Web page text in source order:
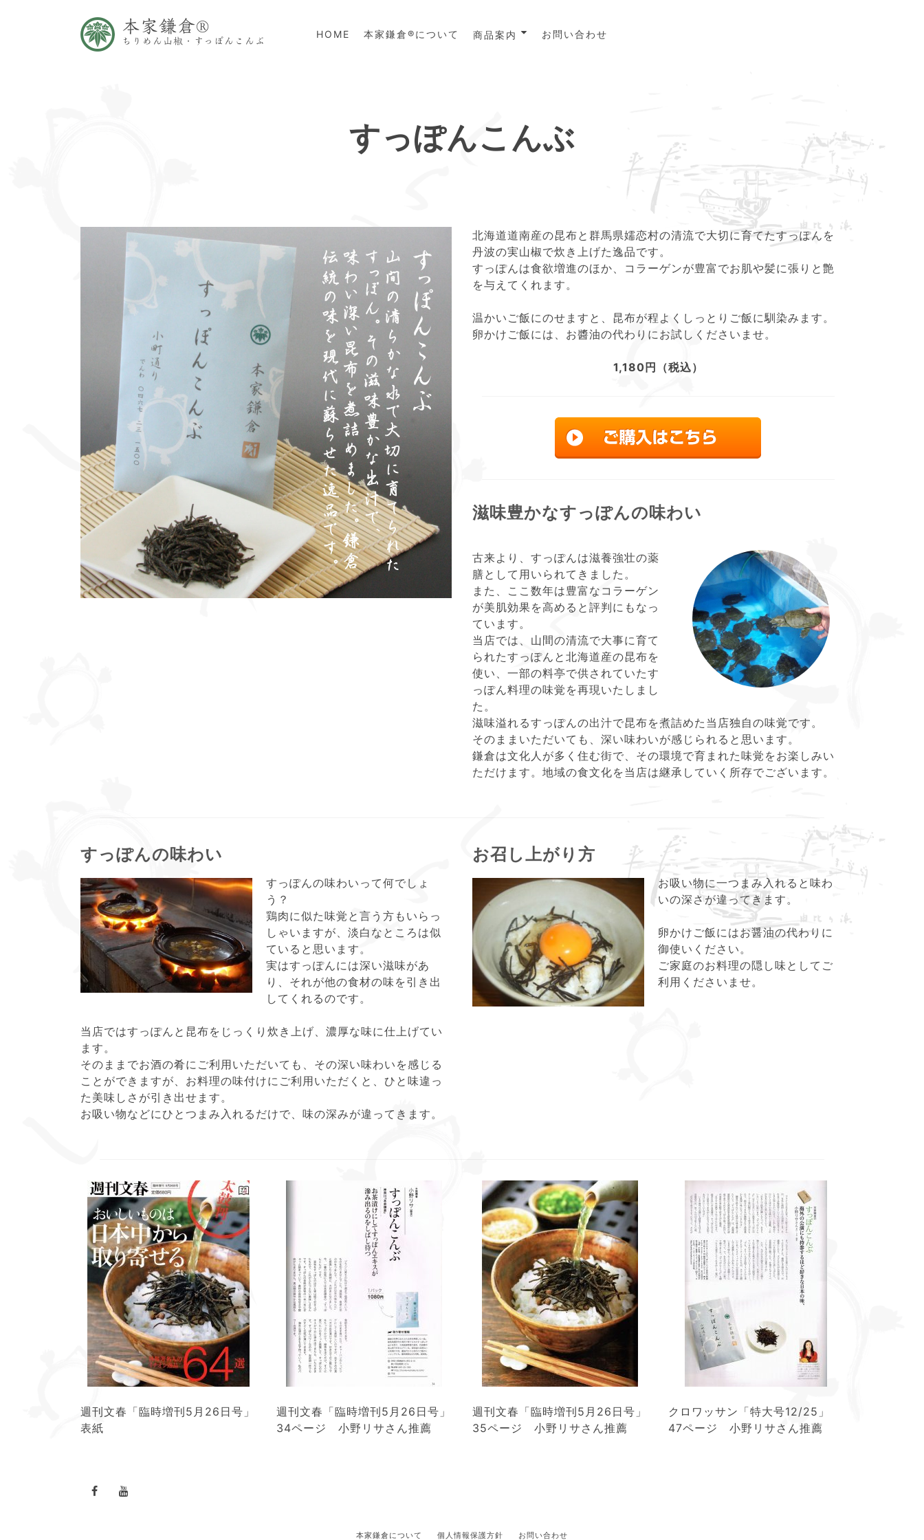
本家鎌倉®
ちりめん山椒・すっぽんこんぶ
HOME 本家鎌倉®について 商品案内 お問い合わせ
すっぽんこんぶ
北海道道南産の昆布と群馬県嬬恋村の清流で大切に育てたすっぽんを
丹波の実山椒で炊き上げた逸品です。
すっぽんは食欲増進のほか、コラーゲンが豊富でお肌や髪に張りと艶
を与えてくれます。
温かいご飯にのせますと、昆布が程よくしっとりご飯に馴染みます。
卵かけご飯には、お醬油の代わりにお試しくださいませ。
1,180円（税込）
滋味豊かなすっぽんの味わい
古来より、すっぽんは滋養強壮の薬
膳として用いられてきました。
また、ここ数年は豊富なコラーゲン
が美肌効果を高めると評判にもなっ
ています。
当店では、山間の清流で大事に育て
られたすっぽんと北海道産の昆布を
使い、一部の料亭で供されていたす
っぽん料理の味覚を再現いたしまし
た。
滋味溢れるすっぽんの出汁で昆布を煮詰めた当店独自の味覚です。
そのままいただいても、深い味わいが感じられると思います。
鎌倉は文化人が多く住む街で、その環境で育まれた味覚をお楽しみい
ただけます。地域の食文化を当店は継承していく所存でございます。
すっぽんの味わい
すっぽんの味わいって何でしょ
う？
鶏肉に似た味覚と言う方もいらっ
しゃいますが、淡白なところは似
ていると思います。
実はすっぽんには深い滋味があ
り、それが他の食材の味を引き出
してくれるのです。
当店ではすっぽんと昆布をじっくり炊き上げ、濃厚な味に仕上げてい
ます。
そのままでお酒の肴にご利用いただいても、その深い味わいを感じる
ことができますが、お料理の味付けにご利用いただくと、ひと味違っ
た美味しさが引き出せます。
お吸い物などにひとつまみ入れるだけで、味の深みが違ってきます。
お召し上がり方
お吸い物に一つまみ入れると味わ
いの深さが違ってきます。
卵かけご飯にはお醤油の代わりに
御使いください。
ご家庭のお料理の隠し味としてご
利用くださいませ。
週刊文春「臨時増刊5月26日号」
表紙
週刊文春「臨時増刊5月26日号」
34ページ 小野リサさん推薦
週刊文春「臨時増刊5月26日号」
35ページ 小野リサさん推薦
クロワッサン「特大号12/25」
47ページ 小野リサさん推薦
本家鎌倉について 個人情報保護方針 お問い合わせ